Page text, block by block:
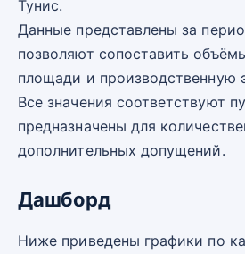
Тунис.
Данные представлены за
позволяют сопоставить
площади и производственную
Все значения соответствуют
предназначены для
дополнительных допущений.
Дашборд
Ниже приведены графики по